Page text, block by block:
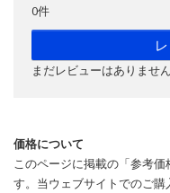
0件
まだレビューはありません
価格について
このページに掲載の「参考
す。当ウェブサイトでのご